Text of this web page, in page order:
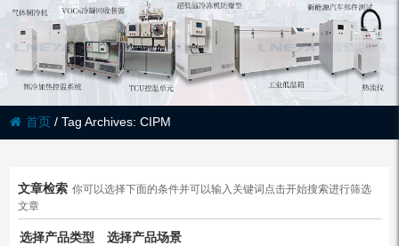
首页 /Tag Archives: CIPM
文章检索 你可以选择下面的条件并可以输入关键词点击开始搜索进行筛选
文章
选择产品类型 选择产品场景